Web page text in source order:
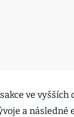
ve
a následné